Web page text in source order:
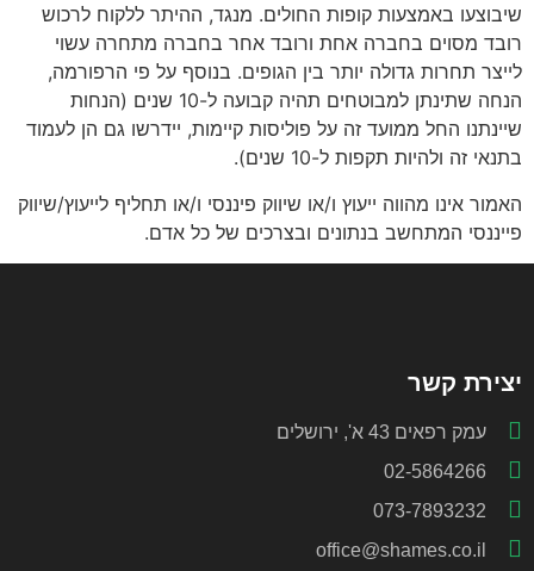
שיבוצעו באמצעות קופות החולים. מנגד, ההיתר ללקוח לרכוש
רובד מסוים בחברה אחת ורובד אחר בחברה מתחרה עשוי
לייצר תחרות גדולה יותר בין הגופים. בנוסף על פי הרפורמה,
הנחה שתינתן למבוטחים תהיה קבועה ל-10 שנים (הנחות
שיינתנו החל ממועד זה על פוליסות קיימות, יידרשו גם הן לעמוד
בתנאי זה ולהיות תקפות ל-10 שנים).
האמור אינו מהווה ייעוץ ו/או שיווק פיננסי ו/או תחליף לייעוץ/שיווק
פייננסי המתחשב בנתונים ובצרכים של כל אדם.
יצירת קשר
עמק רפאים 43 א', ירושלים
02-5864266
073-7893232
office@shames.co.il